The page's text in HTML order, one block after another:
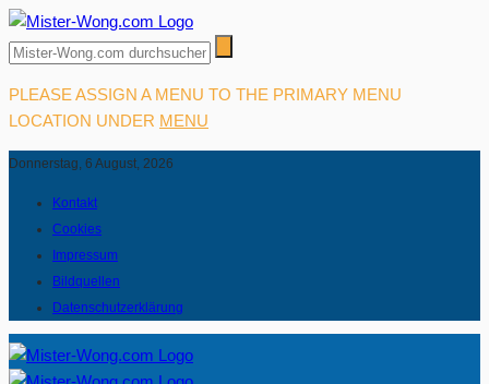
PLEASE ASSIGN A MENU TO THE PRIMARY MENU
LOCATION UNDER MENU
Donnerstag, 6 August, 2026
Kontakt
Cookies
Impressum
Bildquellen
Datenschutzerklärung